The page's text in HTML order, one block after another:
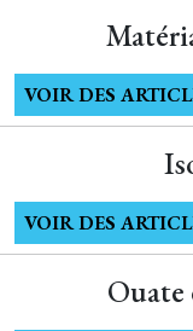
VOIR DES
VOIR DES
Ouate